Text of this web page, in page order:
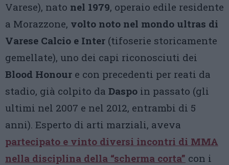
Varese), nato nel 1979, operaio edile residente
a Morazzone, volto noto nel mondo ultras di
Varese Calcio e Inter (tifoserie storicamente
gemellate), uno dei capi riconosciuti dei
Blood Honour e con precedenti per reati da
stadio, già colpito da Daspo in passato (gli
ultimi nel 2007 e nel 2012, entrambi di 5
anni). Esperto di arti marziali, aveva
partecipato e vinto diversi incontri di MMA
nella disciplina della “scherma corta” con i